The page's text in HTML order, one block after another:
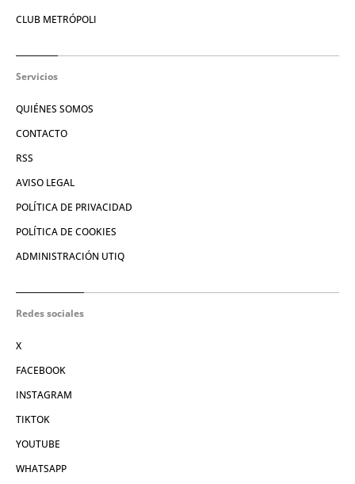
CLUB METRÓPOLI
Servicios
QUIÉNES SOMOS
CONTACTO
RSS
AVISO LEGAL
POLÍTICA DE PRIVACIDAD
POLÍTICA DE COOKIES
ADMINISTRACIÓN UTIQ
Redes sociales
X
FACEBOOK
INSTAGRAM
TIKTOK
YOUTUBE
WHATSAPP